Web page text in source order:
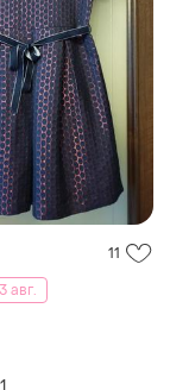
11
авг.